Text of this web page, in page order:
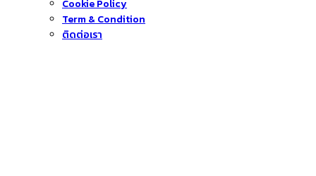
Cookie Policy
Term & Condition
ติดต่อเรา